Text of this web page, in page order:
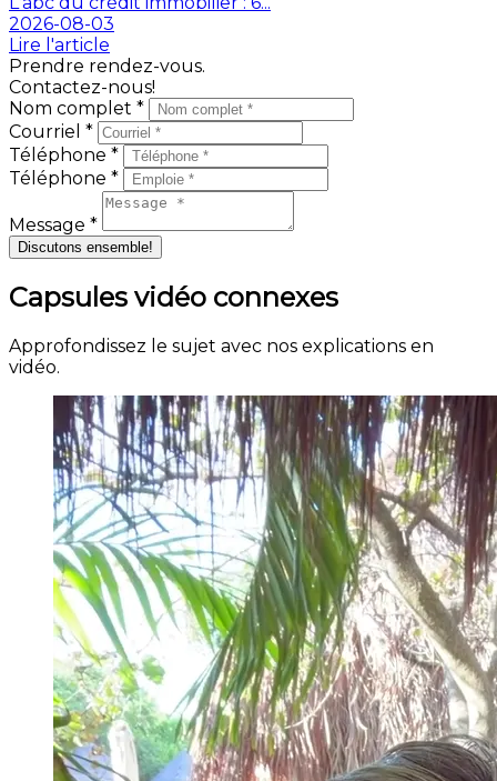
2026-08-03
Lire l'article
Prendre rendez-vous.
Contactez-nous!
Nom complet *
Courriel *
Téléphone *
Téléphone *
Message *
Discutons ensemble!
Capsules vidéo connexes
Approfondissez le sujet avec nos explications en
vidéo.